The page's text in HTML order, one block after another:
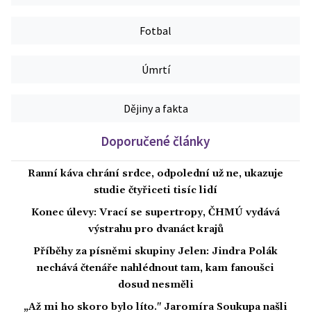
Fotbal
Úmrtí
Dějiny a fakta
Doporučené články
Ranní káva chrání srdce, odpolední už ne, ukazuje
studie čtyřiceti tisíc lidí
Konec úlevy: Vrací se supertropy, ČHMÚ vydává
výstrahu pro dvanáct krajů
Příběhy za písněmi skupiny Jelen: Jindra Polák
nechává čtenáře nahlédnout tam, kam fanoušci
dosud nesměli
„Až mi ho skoro bylo líto." Jaromíra Soukupa našli